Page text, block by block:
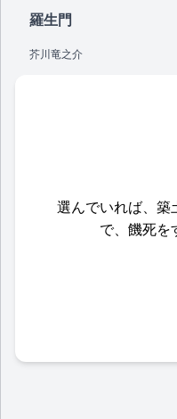
羅生門
芥川竜之介
選んでいれば、築
で、饑死を